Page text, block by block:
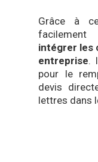
Grâce à
facilement
intégrer les
entreprise.
pour le
devis
lettres dans